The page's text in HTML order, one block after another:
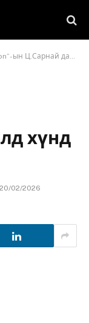
дахин хөлд хүнд болжээ
хүнд
20/02/2026